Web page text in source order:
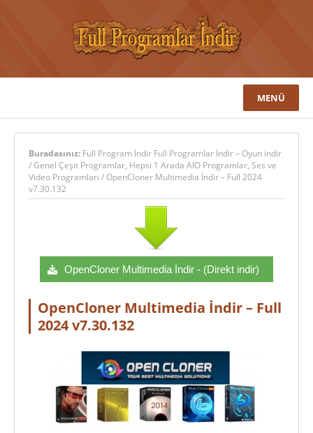
MENÜ
Buradasınız: Full Program İndir Full Programlar İndir – Oyun indir
/Genel Çeşit Programlar, Hepsi 1 Arada AIO Programlar, Ses ve
Video Programları /OpenCloner Multimedia İndir – Full 2024
v7.30.132
OpenCloner Multimedia İndir - (Direkt indir)
OpenCloner Multimedia İndir – Full
2024 v7.30.132